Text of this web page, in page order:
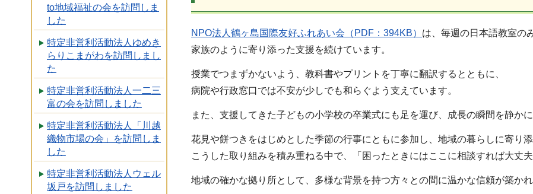
to地域福祉の会を訪問しま
した
特定非営利活動法人ゆめき
らりこまがわを訪問しまし
た
特定非営利活動法人一二三
富の会を訪問しました
特定非営利活動法人「川越
織物市場の会」を訪問しま
した
特定非営利活動法人ウェル
坂戸を訪問しました
NPO法人鶴ヶ島国際友好ふれあい会（PDF：394KB） は、毎週の日本語教室の
家族のように寄り添った支援を続けています。
授業でつまずかないよう、教科書やプリントを丁寧に翻訳するとともに、
病院や行政窓口では不安が少しでも和らぐよう支えています。
また、支援してきた子どもの小学校の卒業式にも足を運び、成長の瞬間を静か
花見や餅つきをはじめとした季節の行事にともに参加し、地域の暮らしに寄り
こうした取り組みを積み重ねる中で、「困ったときにはここに相談すれば大丈
地域の確かな拠り所として、多様な背景を持つ方々との間に温かな信頼が築かれ